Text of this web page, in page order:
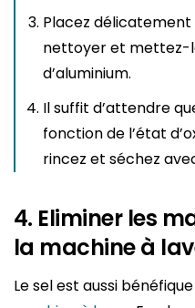
Placez
nettoyer et mettez-
d’aluminium.
Il suffit d’attendre
fonction de l’état
rincez et séchez
4. Eliminer les
la machine à
Le sel est aussi